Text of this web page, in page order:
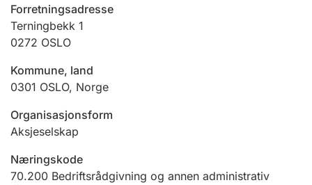
Jeger
Ektepaktveileder
Offentlig sektor
Forretningsadresse
Terningbekk 1
0272 OSLO
Kommune, land
0301 OSLO, Norge
Organisasjonsform
Aksjeselskap
Næringskode
70.200 Bedriftsrådgivning og annen administrativ